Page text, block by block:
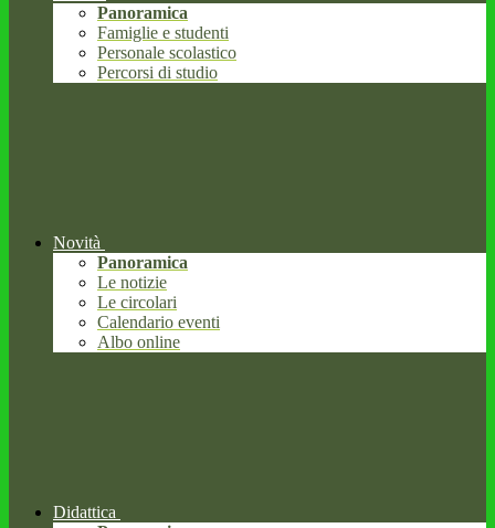
Panoramica
Famiglie e studenti
Personale scolastico
Percorsi di studio
Novità
Panoramica
Le notizie
Le circolari
Calendario eventi
Albo online
Didattica